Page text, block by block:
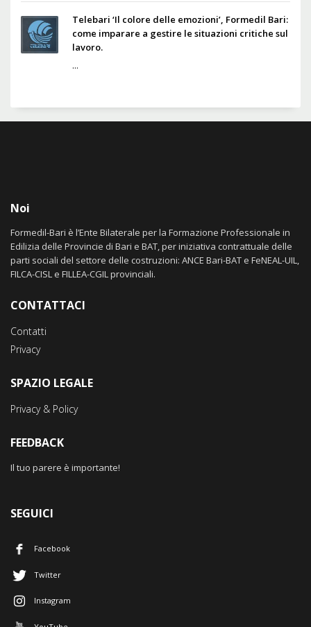
Telebari ‘Il colore delle emozioni’, Formedil Bari:
come imparare a gestire le situazioni critiche sul
lavoro.
...
Noi
Formedil-Bari è l’Ente Bilaterale per la Formazione Professionale in
Edilizia delle Provincie di Bari e BAT, per iniziativa contrattuale delle
parti sociali del settore delle costruzioni: ANCE Bari-BAT e FeNEAL-UIL,
FILCA-CISL e FILLEA-CGIL provinciali.
CONTATTACI
Contatti
Privacy
SPAZIO LEGALE
Privacy & Policy
FEEDBACK
Il tuo parere è importante!
SEGUICI
Facebook
Twitter
Instagram